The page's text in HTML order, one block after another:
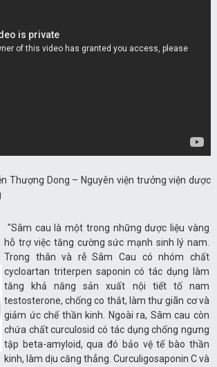
Thượng Dong – Nguyên viện trưởng viện dược
"Sâm cau là một trong những dược liệu vàng
hỗ trợ việc tăng cường sức mạnh sinh lý nam.
Trong thân và rễ Sâm Cau có nhóm chất
cycloartan triterpen saponin có tác dụng làm
tăng khả năng sản xuất nội tiết tố nam
testosterone, chống co thắt, làm thư giãn cơ và
giảm ức chế thần kinh. Ngoài ra, Sâm cau còn
chứa chất curculosid có tác dụng chống ngưng
tập beta-amyloid, qua đó bảo vệ tế bào thần
kinh, làm dịu căng thẳng. Curculigosaponin C và